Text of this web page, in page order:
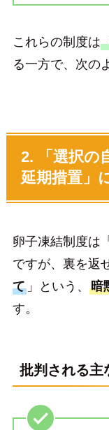
これらの制度は
る一方で、次の
2. 「選択の
延期措置」
卵子凍結制度は
ですが、裏を返
て」という、 暗
す。
批判される主